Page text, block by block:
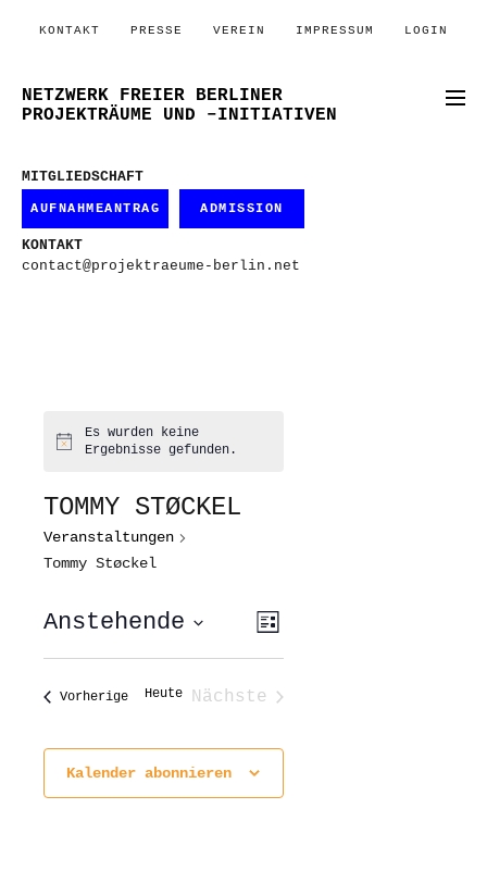
KONTAKT PRESSE VEREIN IMPRESSUM LOGIN
NETZWERK FREIER BERLINER
PROJEKTRÄUME UND –INITIATIVEN
MITGLIEDSCHAFT
AUFNAHMEANTRAG ADMISSION
KONTAKT
contact@projektraeume-berlin.net
Hinweis
Es wurden keine
Ergebnisse gefunden.
TOMMY STØCKEL
Veranstaltungen
Tommy Støckel
ANSICHTEN-
NAVIGATION
VERANSTALTUNG
ANSICHTEN-
Liste
Anstehende
wählen.
VorherigeVeranstaltungen
Heute
Nächste
Kalender abonnieren